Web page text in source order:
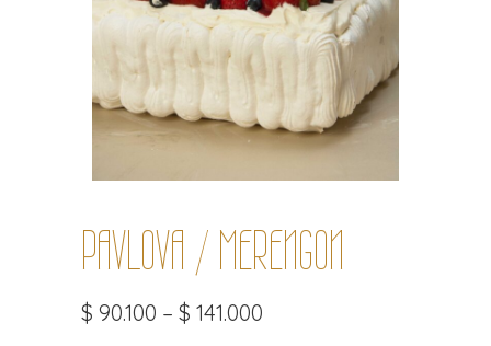
PAVLOVA / MERENGON
$ 90.100 – $ 141.000